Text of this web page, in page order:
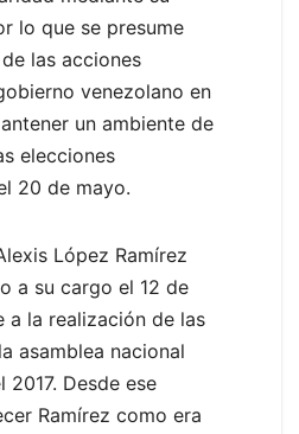
lo que se presume
las acciones
venezolano en
un ambiente de
elecciones
20 de mayo.
López Ramírez
a su cargo el 12 de
a la realización de las
asamblea nacional
Desde ese
Ramírez como era